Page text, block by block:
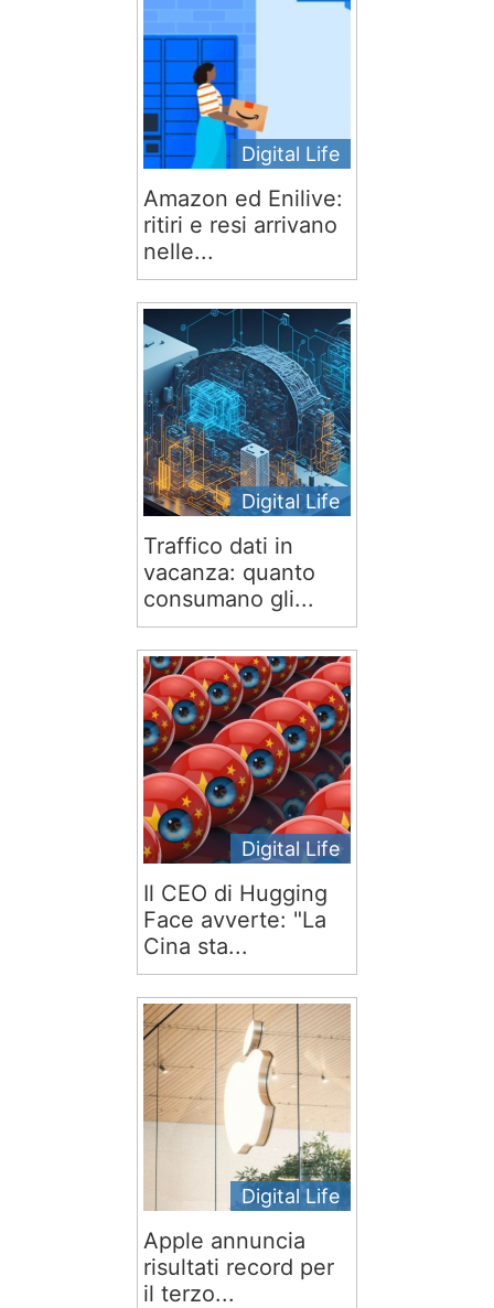
Digital Life
Amazon ed Enilive:
ritiri e resi arrivano
nelle...
Digital Life
Traffico dati in
vacanza: quanto
consumano gli...
Digital Life
Il CEO di Hugging
Face avverte: "La
Cina sta...
Digital Life
Apple annuncia
risultati record per
il terzo...